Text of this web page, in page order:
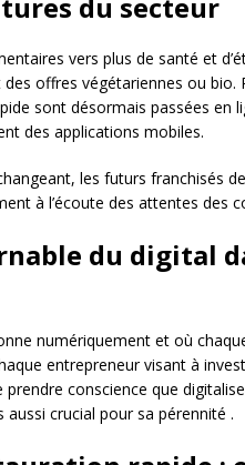
vers plus de santé et
offres végétariennes ou bio.
sont désormais passées en
des applications mobiles.
les futurs franchisés
à l’écoute des attentes des
du digital
numériquement et où
entrepreneur visant à
prendre conscience que
crucial pour sa pérennité .